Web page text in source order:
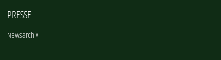
PRESSE
Newsarchiv